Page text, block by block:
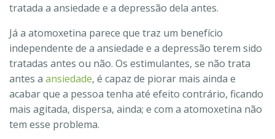
tratada a ansiedade e a depressão dela antes.
Já a atomoxetina parece que traz um benefício
independente de a ansiedade e a depressão terem sido
tratadas antes ou não. Os estimulantes, se não trata
antes a ansiedade, é capaz de piorar mais ainda e
acabar que a pessoa tenha até efeito contrário, ficando
mais agitada, dispersa, ainda; e com a atomoxetina não
tem esse problema.